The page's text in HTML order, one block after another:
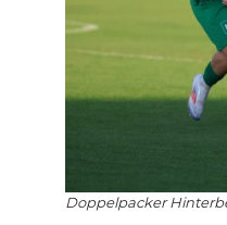
Doppelpacker